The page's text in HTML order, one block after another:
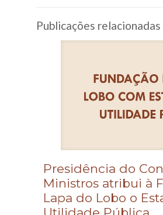
Publicações relacionadas
Presidência do
Ministros atribui à
Lapa do Lobo o